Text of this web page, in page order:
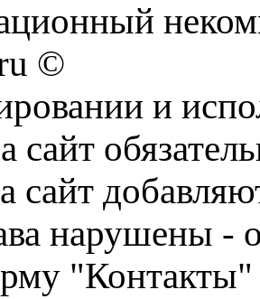
©
и
сайт
сайт
нарушены -
"Контакты"